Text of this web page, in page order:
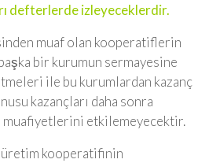
defterlerde izleyeceklerdir.
muaf olan kooperatiflerin
bir kurumun sermayesine
ile bu kurumlardan kazanç
kazançları daha sonra
muafiyetlerini etkilemeyecektir.
üretim kooperatifinin